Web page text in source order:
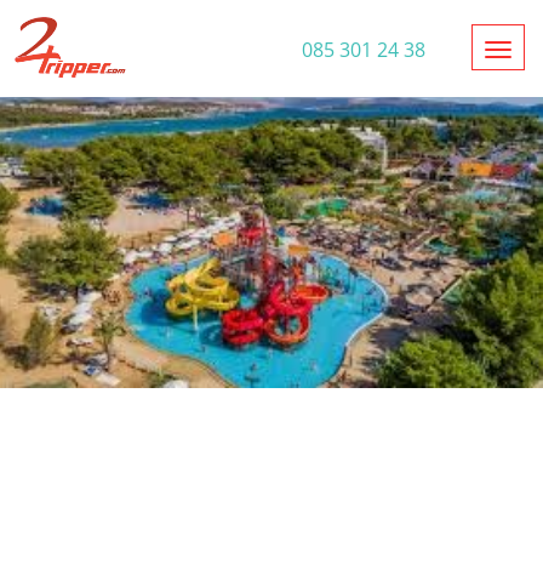
085 301 24 38